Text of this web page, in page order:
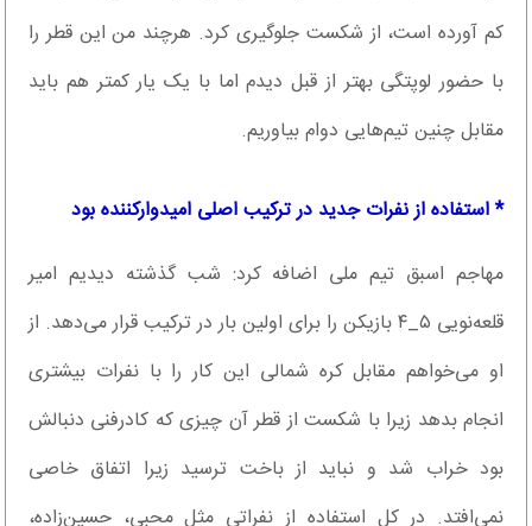
کم آورده است، از شکست جلوگیری کرد. هرچند من این قطر را
با حضور لوپتگی بهتر از قبل دیدم اما با یک یار کمتر هم باید
مقابل چنین تیم‌هایی دوام بیاوریم.
* استفاده از نفرات جدید در ترکیب اصلی امیدوارکننده بود
مهاجم اسبق تیم ملی اضافه کرد: شب گذشته دیدیم امیر
قلعه‌نویی ۵_۴ بازیکن را برای اولین بار در ترکیب قرار می‌دهد. از
او می‌خواهم مقابل کره شمالی این کار را با نفرات بیشتری
انجام بدهد زیرا با شکست از قطر آن چیزی که کادرفنی دنبالش
بود خراب شد و نباید از باخت ترسید زیرا اتفاق خاصی
نمی‌افتد. در کل استفاده از نفراتی مثل محبی، حسین‌زاده،